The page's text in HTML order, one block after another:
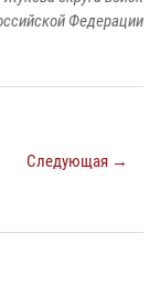
Федерации
Следующая →